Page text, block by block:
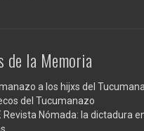
de la Memoria
a los hijxs del
del Tucumanazo
Revista Nómada: la dictadura